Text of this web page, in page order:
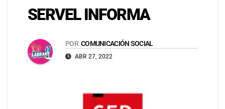
SERVEL INFORMA
POR COMUNICACIÓN SOCIAL
ABR 27, 2022